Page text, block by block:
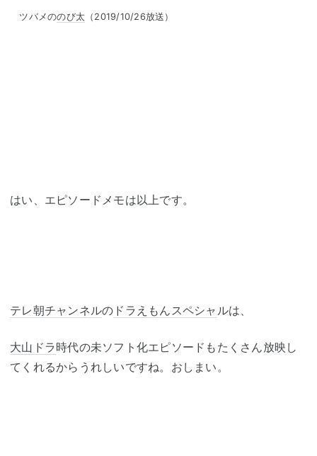
ツバメののび太 （2019/10/26放送）
はい、エピソードメモは以上です。
テレ朝チャンネルの ドラえもんスペシャ ルは、
大山ドラ時代の未ソフト化エピソードもたくさん放映し
てくれるからうれしいですね。おしまい。